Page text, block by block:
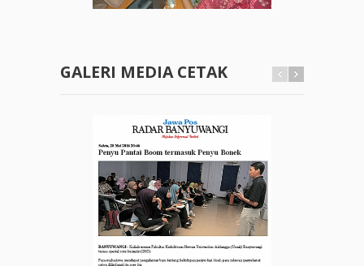
GALERI MEDIA CETAK